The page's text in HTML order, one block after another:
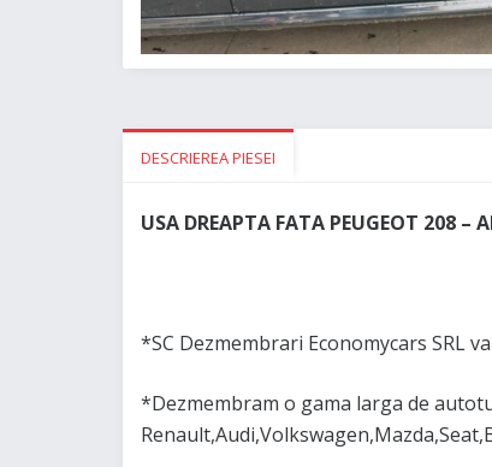
DESCRIEREA PIESEI
USA DREAPTA FATA PEUGEOT 208 –
*SC Dezmembrari Economycars SRL
*Dezmembram o gama larga de